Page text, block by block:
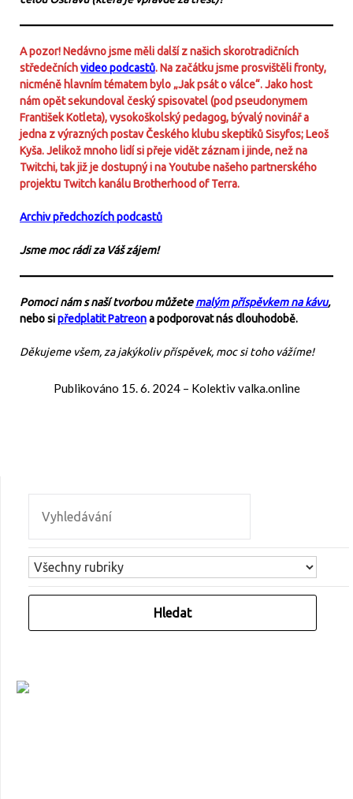
A pozor! Nedávno jsme měli další z našich skorotradičních
středečníchvideo podcastů. Na začátku jsme prosvištěli fronty,
nicméně hlavním tématem bylo „Jak psát o válce“. Jako host
nám opět sekundoval český spisovatel (pod pseudonymem
František Kotleta), vysokoškolský pedagog, bývalý novinář a
jedna z výrazných postav Českého klubu skeptiků Sisyfos; Leoš
Kyša. Jelikož mnoho lidí si přeje vidět záznam i jinde, než na
Twitchi, tak již je dostupný i na Youtube našeho partnerského
projektu Twitch kanálu Brotherhood of Terra.
Archiv předchozích podcastů
Jsme moc rádi za Váš zájem!
Pomoci nám s naší tvorbou můžetemalým příspěvkem na kávu,
nebo sipředplatit Patreona podporovat nás dlouhodobě.
Děkujeme všem, za jakýkoliv příspěvek, moc si toho vážíme!
Publikováno 15. 6. 2024– Kolektiv valka.online